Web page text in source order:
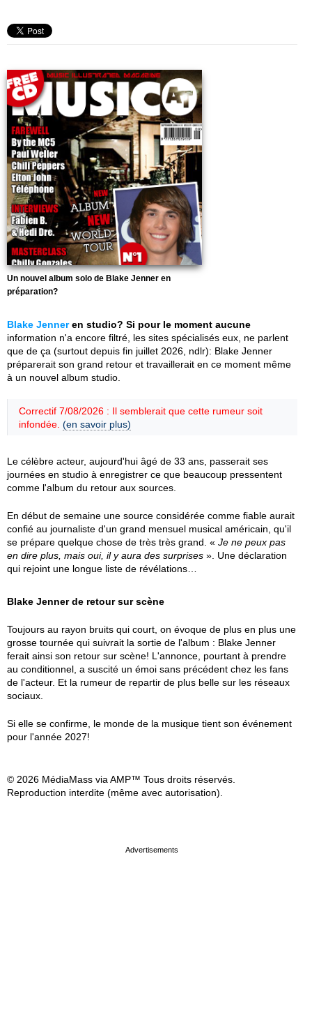
Un nouvel album solo de Blake Jenner en
préparation?
Blake Jenneren studio? Si pour le moment aucune
information n'a encore filtré, les sites spécialisés eux, ne parlent
que de ça (surtout depuis fin juillet 2026, ndlr): Blake Jenner
préparerait son grand retour et travaillerait en ce moment même
à un nouvel album studio.
Correctif 7/08/2026 : Il semblerait que cette rumeur soit
infondée. (en savoir plus)
Le célèbre acteur, aujourd'hui âgé de 33 ans, passerait ses
journées en studio à enregistrer ce que beaucoup pressentent
comme l'album du retour aux sources.
En début de semaine une source considérée comme fiable aurait
confié au journaliste d'un grand mensuel musical américain, qu'il
se prépare quelque chose de très très grand. « Je ne peux pas
en dire plus, mais oui, il y aura des surprises ». Une déclaration
qui rejoint une longue liste de révélations…
Blake Jenner de retour sur scène
Toujours au rayon bruits qui court, on évoque de plus en plus une
grosse tournée qui suivrait la sortie de l'album : Blake Jenner
ferait ainsi son retour sur scène! L'annonce, pourtant à prendre
au conditionnel, a suscité un émoi sans précédent chez les fans
de l'acteur. Et la rumeur de repartir de plus belle sur les réseaux
sociaux.
Si elle se confirme, le monde de la musique tient son événement
pour l'année 2027!
© 2026 MédiaMass via AMP™ Tous droits réservés.
Reproduction interdite (même avec autorisation).